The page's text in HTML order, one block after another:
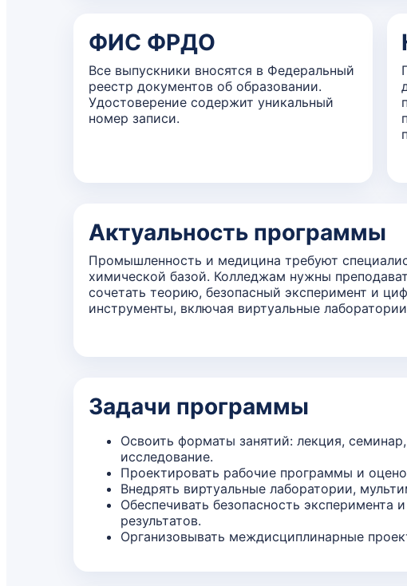
ФИС ФРДО
Все выпускники вносятся в Федеральный
реестр документов об образовании.
Удостоверение содержит уникальный
номер записи.
Актуальность программы
Промышленность и медицина требуют
химической базой. Колледжам нужны
сочетать теорию, безопасный эксперимент и
инструменты, включая виртуальные
Задачи программы
Освоить форматы занятий: лекция,
исследование.
Проектировать рабочие программы и
Внедрять виртуальные лаборатории,
Обеспечивать безопасность эксперимента
результатов.
Организовывать междисциплинарные